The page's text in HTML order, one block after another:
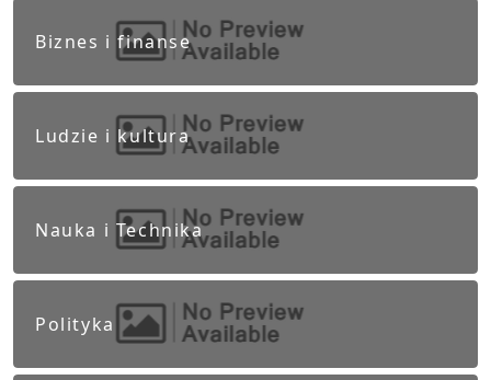
Biznes i finanse
Ludzie i kultura
Nauka i Technika
Polityka